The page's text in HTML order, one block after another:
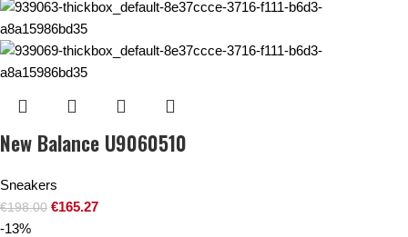
New Balance U9060510
Sneakers
€198.00 €165.27
-13%